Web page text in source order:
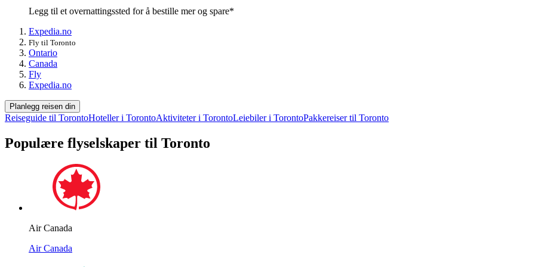
Legg til et overnattingssted for å bestille mer og spare*
Expedia.no
Fly til Toronto
Ontario
Canada
Fly
Expedia.no
Planlegg reisen din
Reiseguide til TorontoHoteller i TorontoAktiviteter i TorontoLeiebiler i TorontoPakkereiser til Toronto
Populære flyselskaper til Toronto
Air Canada
Air Canada